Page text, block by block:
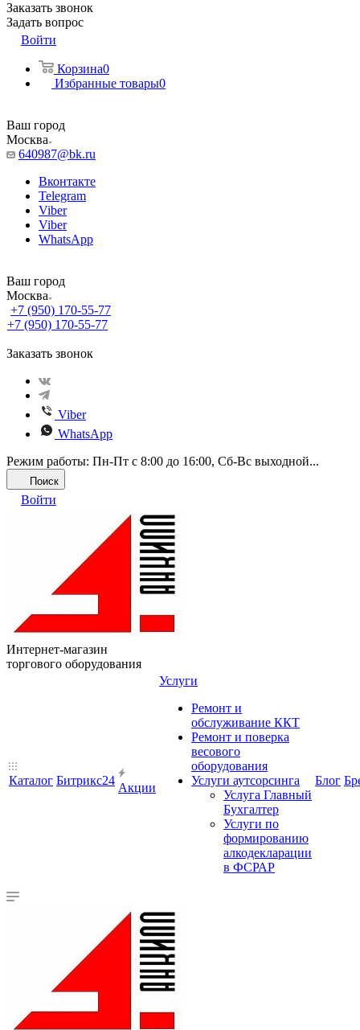
Заказать звонок
Задать вопрос
Войти
Корзина0
Избранные товары0
Ваш город
Москва
640987@bk.ru
Вконтакте
Telegram
Viber
Viber
WhatsApp
Ваш город
Москва
+7 (950) 170-55-77
+7 (950) 170-55-77
Заказать звонок
Viber
WhatsApp
Режим работы: Пн-Пт с 8:00 до 16:00, Cб-Вс выходной...
Поиск
Войти
Интернет-магазин
торгового оборудования
Каталог Битрикс24
Акции
Услуги
Ремонт и
обслуживание ККТ
Ремонт и поверка
весового
оборудования
Услуги аутсорсинга
Услуга Главный
Бухгалтер
Услуги по
формированию
алкодекларации
в ФСРАР
Блог